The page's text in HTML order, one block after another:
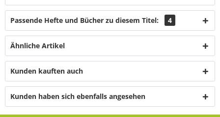
Passende Hefte und Bücher zu diesem Titel: 4
Ähnliche Artikel
Kunden kauften auch
Kunden haben sich ebenfalls angesehen